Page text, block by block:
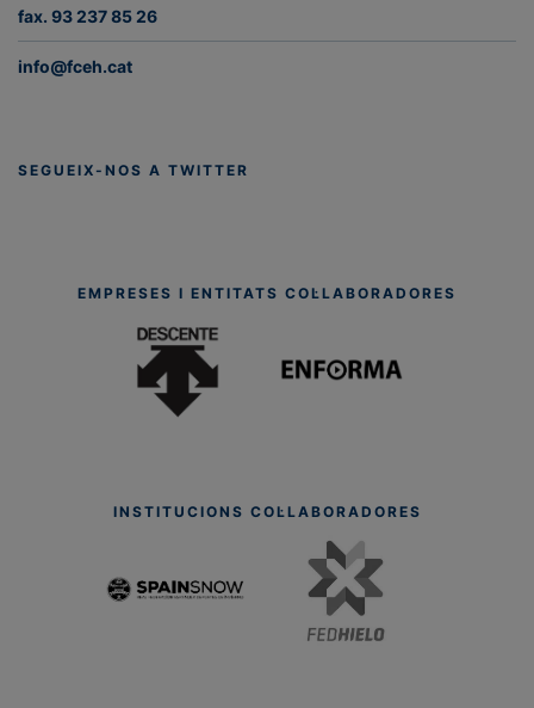
fax. 93 237 85 26
info@fceh.cat
SEGUEIX-NOS A TWITTER
EMPRESES I ENTITATS COL·LABORADORES
INSTITUCIONS COL·LABORADORES